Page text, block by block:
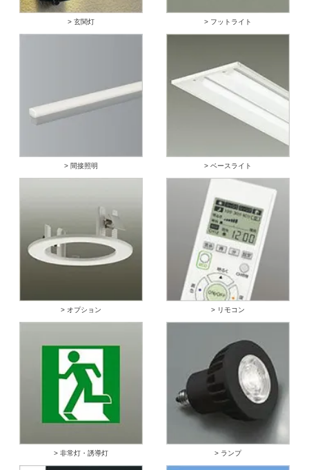
> 玄関灯 > フットライト
> 間接照明 > ベースライト
> オプション > リモコン
> 非常灯・誘導灯 > ランプ